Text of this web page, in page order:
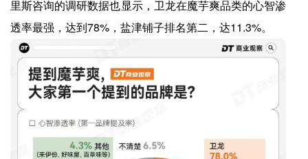
里斯咨询的调研数据也显示，卫龙在魔芋爽品类的心智渗
透率最强，达到78%，盐津铺子排名第二，达11.3%。